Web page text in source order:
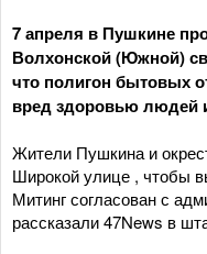
7 апреля в Пушкине
Волхонской (Южной)
что полигон бытовых
вред здоровью людей
Жители Пушкина и
Широкой улице , чтобы
Митинг согласован с
рассказали 47News в